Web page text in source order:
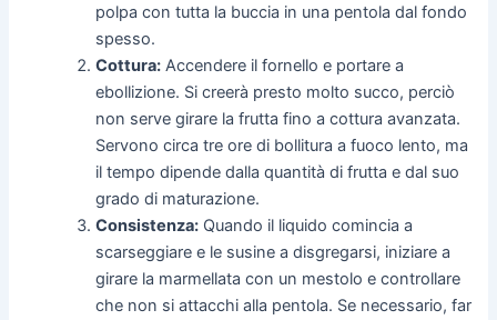
polpa con tutta la buccia in una pentola dal fondo
spesso.
Cottura: Accendere il fornello e portare a
ebollizione. Si creerà presto molto succo, perciò
non serve girare la frutta fino a cottura avanzata.
Servono circa tre ore di bollitura a fuoco lento, ma
il tempo dipende dalla quantità di frutta e dal suo
grado di maturazione.
Consistenza: Quando il liquido comincia a
scarseggiare e le susine a disgregarsi, iniziare a
girare la marmellata con un mestolo e controllare
che non si attacchi alla pentola. Se necessario, far